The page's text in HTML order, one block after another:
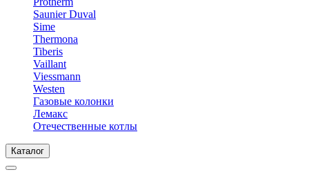
Saunier Duval
Sime
Thermona
Tiberis
Vaillant
Viessmann
Westen
Газовые колонки
Лемакс
Отечественные котлы
Каталог